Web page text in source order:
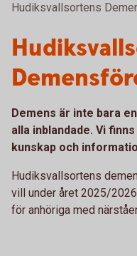
Hudiksvallsortens
Demens är inte bara
alla inblandade. Vi
kunskap och
Hudiksvallsortens
vill under året 2025/
för anhöriga med